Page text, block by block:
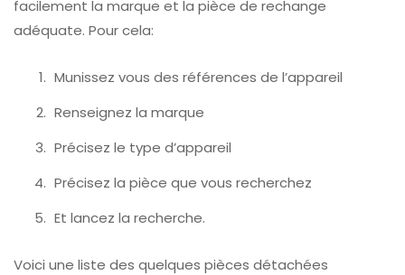
facilement la marque et la pièce de rechange
adéquate. Pour cela:
Munissez vous des références de l’appareil
Renseignez la marque
Précisez le type d’appareil
Précisez la pièce que vous recherchez
Et lancez la recherche.
Voici une liste des quelques pièces détachées